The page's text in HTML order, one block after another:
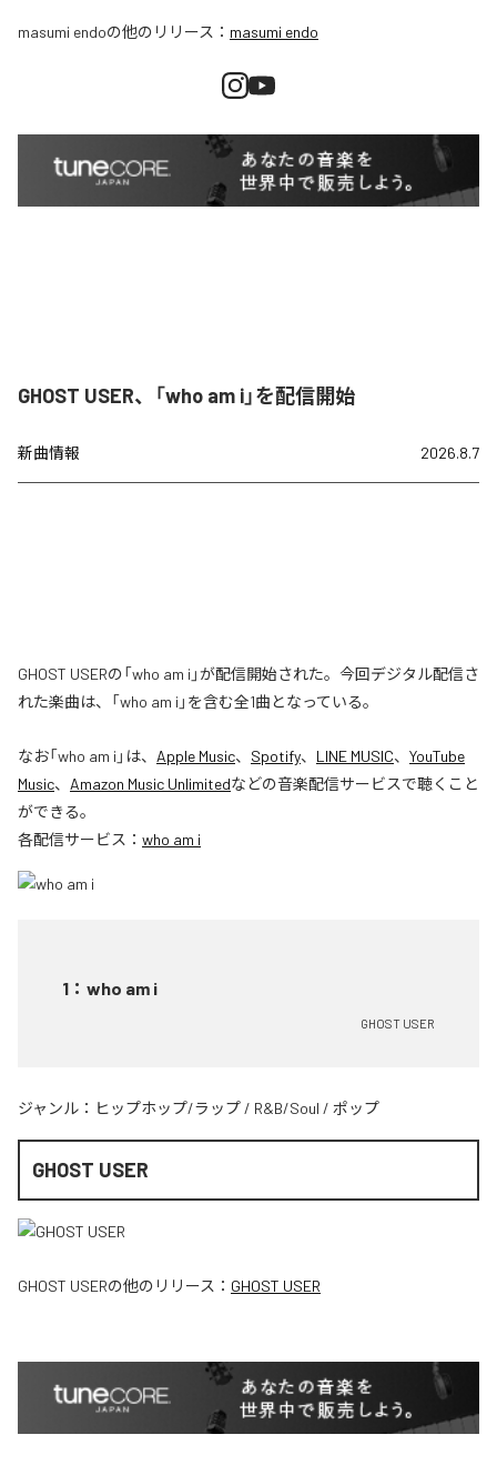
masumi endoの他のリリース： masumi endo
GHOST USER、「who am i」を配信開始
新曲情報 2026.8.7
GHOST USERの「who am i」が配信開始された。今回デジタル配信さ
れた楽曲は、「who am i」を含む全1曲となっている。
なお「who am i 」は、 Apple Music、 Spotify、 LINE MUSIC、 YouTube
Music、 Amazon Music Unlimitedなどの音楽配信サービスで聴くこと
ができる。
各配信サービス： who am i
1 ： who am i
GHOST USER
ジャンル： ヒップホップ/ラップ / R&B/Soul / ポップ
GHOST USER
GHOST USERの他のリリース： GHOST USER